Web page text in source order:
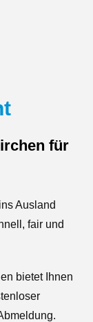
für
Ausland
fair und
bietet Ihnen